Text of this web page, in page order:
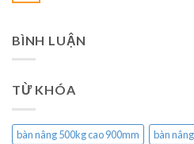
BÌNH LUẬN
TỪ KHÓA
bàn nâng 500kg cao 900mm bàn